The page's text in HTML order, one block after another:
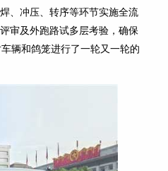
、冲压、转序等环节实施全流
审及外跑路试多层考验，确保
辆和鸽笼进行了一轮又一轮的